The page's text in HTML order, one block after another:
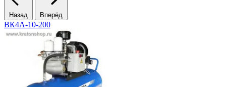
Назад Вперёд
ВК4А-10-200